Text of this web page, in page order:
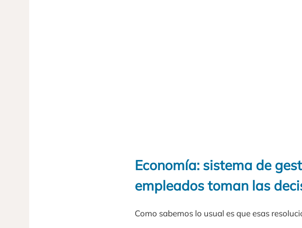
Economía: sistema de
empleados toman las
Como sabemos lo usual es que esas